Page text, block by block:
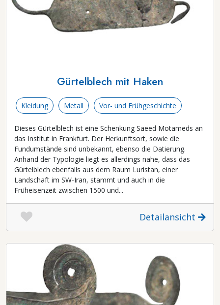
Gürtelblech mit Haken
Kleidung Metall Vor- und Frühgeschichte
Dieses Gürtelblech ist eine Schenkung Saeed Motameds an
das Institut in Frankfurt. Der Herkunftsort, sowie die
Fundumstände sind unbekannt, ebenso die Datierung.
Anhand der Typologie liegt es allerdings nahe, dass das
Gürtelblech ebenfalls aus dem Raum Luristan, einer
Landschaft im SW-Iran, stammt und auch in die
Früheisenzeit zwischen 1500 und...
Detailansicht